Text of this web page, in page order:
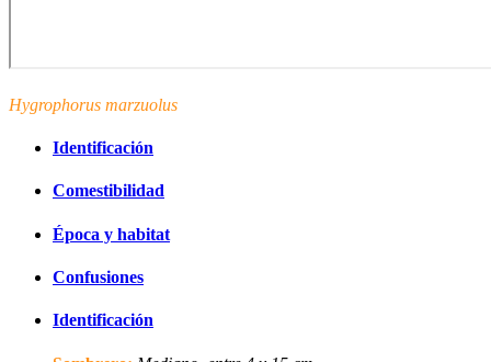
Hygrophorus marzuolus
Identificación
Comestibilidad
Época y habitat
Confusiones
Identificación